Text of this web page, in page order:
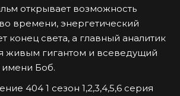
открывает возможность
времени, энергетический
конец света, а главный аналитик
живым гигантом и всеведущий
имени Боб.
404 1 сезон 1,2,3,4,5,6 серия